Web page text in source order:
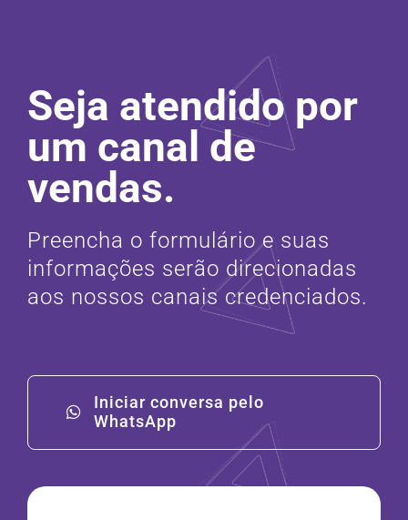
Seja atendido por
um canal de
vendas.
Preencha o formulário e suas
informações serão direcionadas
aos nossos canais credenciados.
Iniciar conversa pelo
WhatsApp